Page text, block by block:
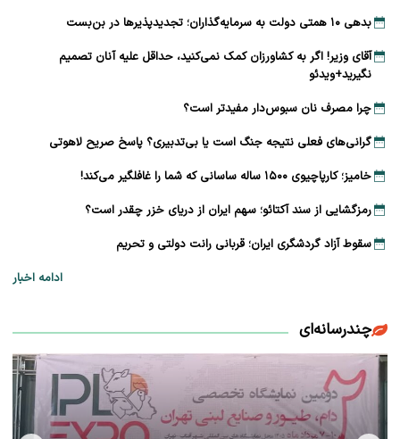
بدهی ۱۰ همتی دولت به سرمایه‌گذاران؛ تجدیدپذیرها در بن‌بست
آقای وزیر! اگر به کشاورزان کمک نمی‌کنید، حداقل علیه آنان تصمیم
نگیرید+ویدئو
چرا مصرف نان سبوس‌دار مفیدتر است؟
گرانی‌های فعلی نتیجه جنگ است یا بی‌تدبیری؟ پاسخ صریح لاهوتی
خامیز؛ کارپاچیوی ۱۵۰۰ ساله ساسانی که شما را غافلگیر می‌کند!
رمزگشایی از سند آکتائو؛ سهم ایران از دریای خزر چقدر است؟
سقوط آزاد گردشگری ایران؛ قربانی رانت دولتی و تحریم
ادامه اخبار
چندرسانه‌ای